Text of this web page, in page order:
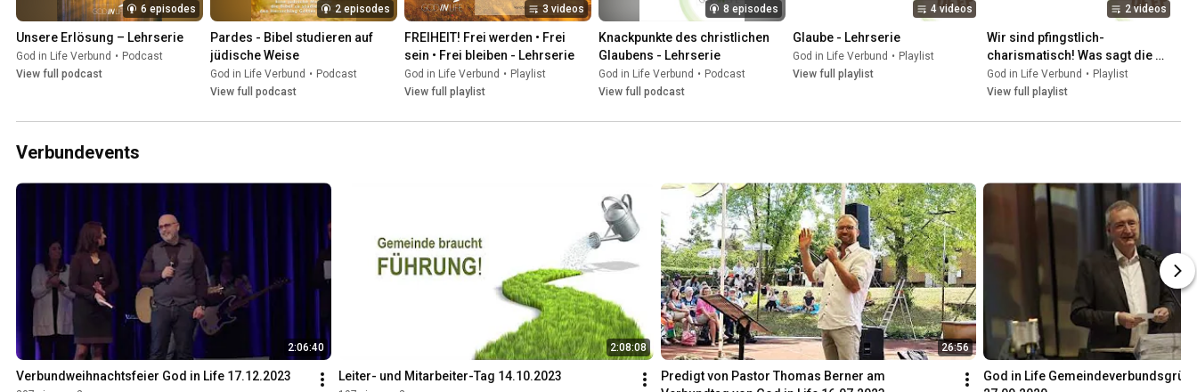
6 episodes
Unsere Erlösung – Lehrserie
God in Life Verbund • Podcast
View full podcast
2 episodes
Pardes - Bibel studieren auf
jüdische Weise
God in Life Verbund • Podcast
View full podcast
3 videos
FREIHEIT! Frei werden • Frei
sein • Frei bleiben - Lehrserie
God in Life Verbund • Playlist
View full playlist
8 episodes
Knackpunkte des christlichen
Glaubens - Lehrserie
God in Life Verbund • Podcast
View full podcast
4 videos
Glaube - Lehrserie
God in Life Verbund • Playlist
View full playlist
2 videos
Wir sind pfingstlich-
charismatisch! Was sagt die
Bibel eigentlich dazu? -
Lehrserie
God in Life Verbund • Playlist
View full playlist
Verbundevents
2:06:40
Verbundweihnachtsfeier God in Life 17.12.2023
2:08:08
Leiter- und Mitarbeiter-Tag 14.10.2023
26:56
Predigt von Pastor Thomas Berner am
God in Life